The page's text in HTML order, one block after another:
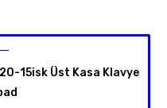
15isk Üst Kasa Klavye